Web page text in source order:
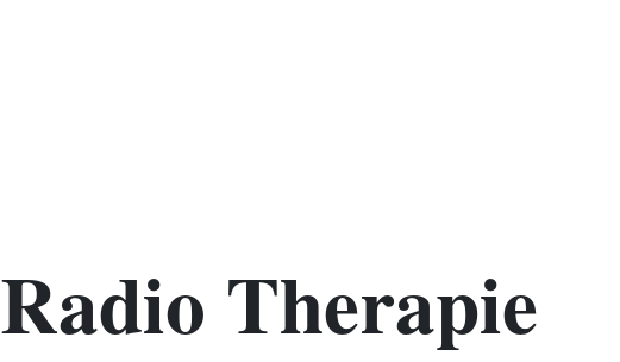
gevelbouw
Radio Therapie